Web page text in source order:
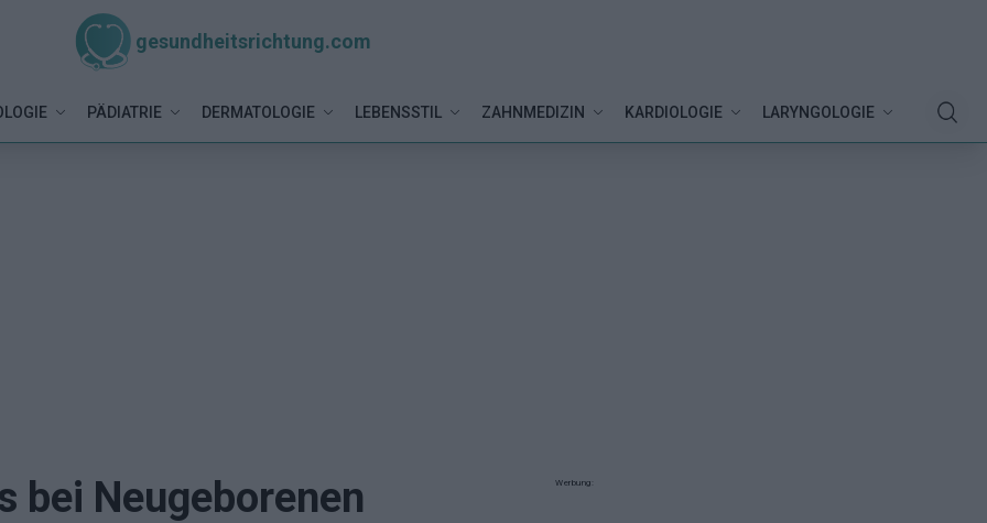
gesundheitsrichtung.com
PÄDIATRIE DERMATOLOGIE LEBENSSTIL ZAHNMEDIZIN KARDIOLOGIE LARYNGOLOGIE
bei Neugeborenen Werbung: